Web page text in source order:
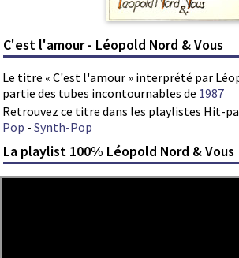
C'est l'amour - Léopold Nord & Vous
Le titre « C'est l'amour » interprété par
partie des tubes incontournables de 1987
Retrouvez ce titre dans les playlistes Hit-
Pop - Synth-Pop
La playlist 100% Léopold Nord & Vous